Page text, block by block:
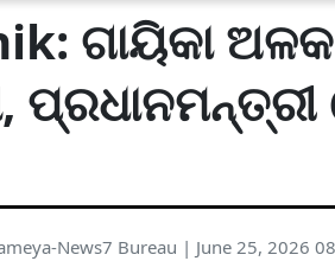
ଗାୟିକା
News7 Bureau | June 25, 2026